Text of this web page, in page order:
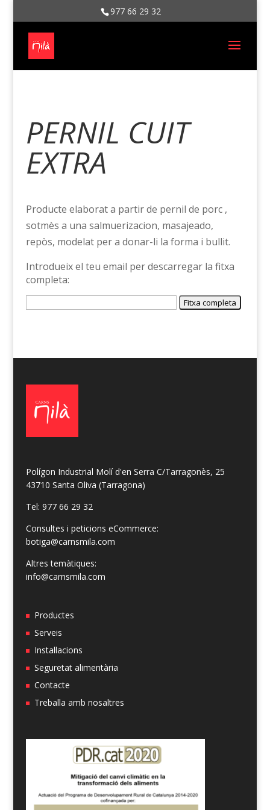
977 66 29 32
PERNIL CUIT
EXTRA
Producte elaborat a partir de pernil de porc ,
sotmès a una salmuerizacion, masajeado,
repòs, modelat per a donar-li la forma i bullit.
Introdueix el teu email per descarregar la fitxa
completa:
Polígon Industrial Molí d'en Serra C/Tarragonès, 25
43710 Santa Oliva (Tarragona)
Tel: 977 66 29 32
Consultes i peticions eCommerce:
botiga@carnsmila.com
Altres temàtiques:
info@carnsmila.com
Productes
Serveis
Instal·lacions
Seguretat alimentària
Contacte
Treballa amb nosaltres